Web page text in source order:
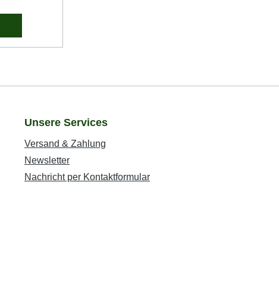
Unsere Services
Versand & Zahlung
Newsletter
Nachricht per Kontaktformular